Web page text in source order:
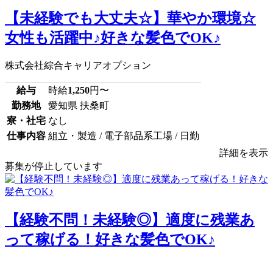
【未経験でも大丈夫☆】華やか環境☆
女性も活躍中♪好きな髪色でOK♪
株式会社綜合キャリアオプション
給与 時給1,250円〜
勤務地
愛知県 扶桑町
寮・社宅 なし
仕事内容 組立・製造 / 電子部品系工場 / 日勤
詳細を表示
募集が停止しています
【経験不問！未経験◎】適度に残業あ
って稼げる！好きな髪色でOK♪